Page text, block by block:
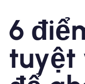
Giới thiệu về
6
tuyệt